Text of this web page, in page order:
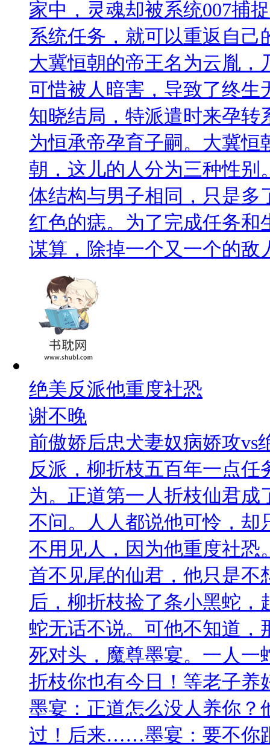
家中，灵魂却被系统007捕
系统任务，就可以重返自
大冀恒朝的帝王名为云胤
可惜被人暗害，导致了终生
知晓结局，特派遣时来孕转
为恒承帝孕育子嗣。大冀
朝，这儿的人分为三种性别
体结构与男子相同，只是多
红色的痣。为了完成任务和
谋算，除掉一个又一个的敌
绝美反派他重度社恐
谢不晚
前傲娇后忠犬妻奴病娇攻vs
反派，柳折枝五百年一点
为。正道第一人折枝仙君
不问。人人都说他可怜，却
不用见人，因为他重度社恐
首不见尾的仙君，他只是不
后，柳折枝捡了条小黑蛇
蛇无话不说。可他不知道，
死对头，魔尊墨宴。一人一
折枝你也有今日！等老子养
墨宴：正道怎么没人养你？
过！后来……墨宴：要不你